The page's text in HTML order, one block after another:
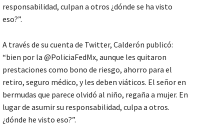
responsabilidad, culpan a otros ¿dónde se ha visto
eso?”.
A través de su cuenta de Twitter, Calderón publicó:
“bien por la @PoliciaFedMx, aunque les quitaron
prestaciones como bono de riesgo, ahorro para el
retiro, seguro médico, y les deben viáticos. El señor en
bermudas que parece olvidó al niño, regaña a mujer. En
lugar de asumir su responsabilidad, culpa a otros.
¿dónde he visto eso?”.